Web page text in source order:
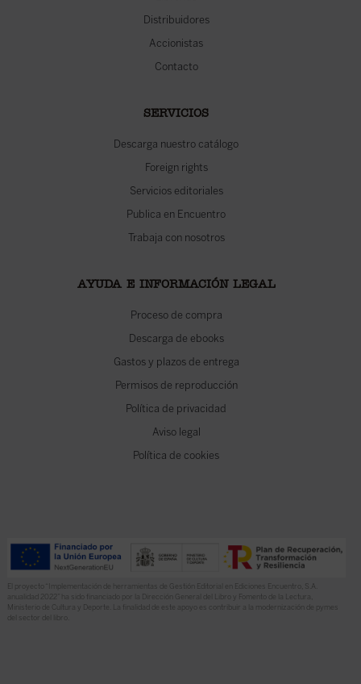
Distribuidores
Accionistas
Contacto
SERVICIOS
Descarga nuestro catálogo
Foreign rights
Servicios editoriales
Publica en Encuentro
Trabaja con nosotros
AYUDA E INFORMACIÓN LEGAL
Proceso de compra
Descarga de ebooks
Gastos y plazos de entrega
Permisos de reproducción
Política de privacidad
Aviso legal
Política de cookies
El proyecto “Implementación de herramientas de Gestión Editorial en Ediciones Encuentro, S.A.
anualidad 2022” ha sido financiado por la Dirección General del Libro y Fomento de la Lectura,
Ministerio de Cultura y Deporte. La finalidad de este apoyo es contribuir a la modernización de pymes
del sector del libro.